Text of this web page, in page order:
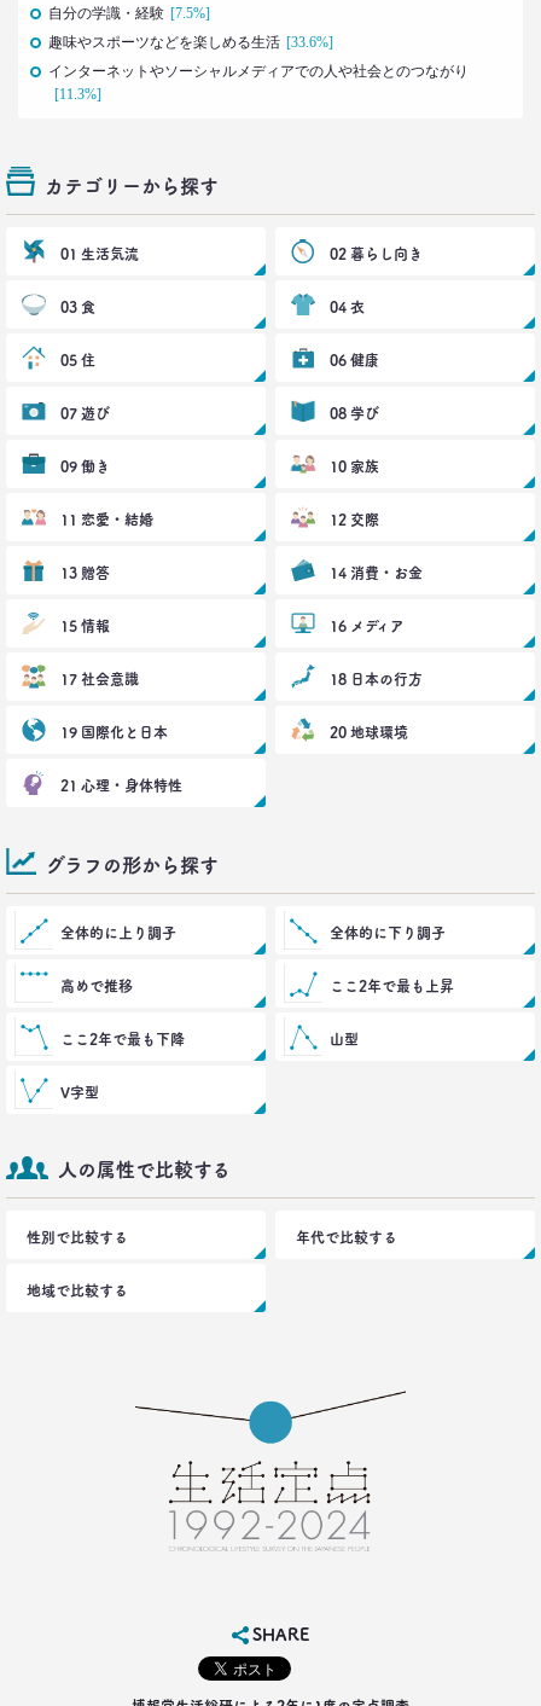
生活総研 上席研究員/コピーライター
前沢 裕文
生活総研 上席研究員/コピーライター
前沢 裕文
犬派と猫派を49項目で徹底分析！
性格、価値観、消費行動に大差
–日経クロストレンド 連載⑳–
生活総研 上席研究員/コピーライター
40代おじさんの人生は最低の50点台
救いの言葉を住職に求めた
–日経クロストレンド 連載⑲–
前沢 裕文
2021.11.25
「定年前の3つのブルー」
–日経クロストレンド 連載⑱–
生活総研 上席研究員
奥田民生も自信がなくてビビり!?
前沢 裕文
2021.10.12
ユニコーンの武器にした
–日経クロストレンド 連載⑯–
生活総研 上席研究員/コピーライター
2021.09.09
40代おじさん・ロンブー淳 人生満点じゃない理由
–日経クロストレンド 連載⑮–
前沢 裕文
–日経クロストレンド 連載⑭–
生活総研 上席研究員/コピーライター
「40代おじさん」の妻は幸せか？
生活総研 上席研究員/コピーライター
自分の学識・経験 [7.5%]
趣味やスポーツなどを楽しめる生活 [33.6%]
インターネットやソーシャルメディアでの人や社会とのつながり
[11.3%]
カテゴリーから探す
01 生活気流 02 暮らし向き
03 食 04 衣
05 住 06 健康
07 遊び 08 学び
09 働き 10 家族
11 恋愛・結婚 12 交際
13 贈答 14 消費・お金
15 情報 16 メディア
17 社会意識 18 日本の行方
19 国際化と日本 20 地球環境
21 心理・身体特性
グラフの形から探す
全体的に上り調子 全体的に下り調子
高めで推移 ここ2年で最も上昇
ここ2年で最も下降 山型
V字型
人の属性で比較する
性別で比較する 年代で比較する
地域で比較する
SHARE